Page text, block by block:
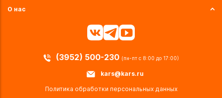
О нас
(3952) 500-230 (пн-пт с 8:00 до 17:00)
kars@kars.ru
Политика обработки персональных данных